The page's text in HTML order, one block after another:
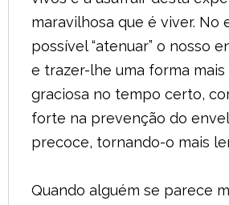
maravilhosa que é viver. No
possível “atenuar” o nosso
e trazer-lhe uma forma mais
graciosa no tempo certo,
forte na prevenção do
precoce, tornando-o mais
Quando alguém se parece